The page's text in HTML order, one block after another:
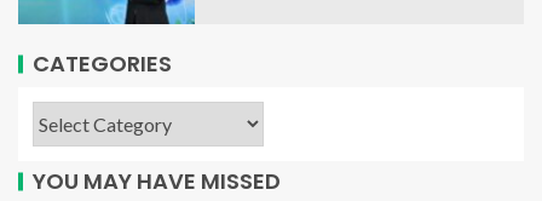
CATEGORIES
YOU MAY HAVE MISSED